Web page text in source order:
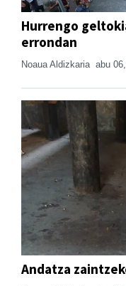
Hurrengo
errondan
Noaua Aldizkaria abu
Andatza